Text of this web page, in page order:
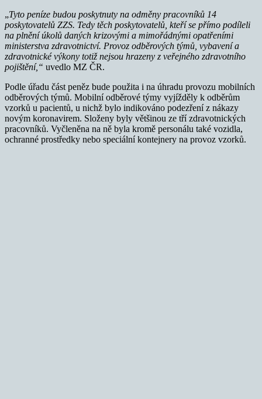
„Tyto peníze budou poskytnuty na odměny pracovníků 14
poskytovatelů ZZS. Tedy těch poskytovatelů, kteří se přímo podíleli
na plnění úkolů daných krizovými a mimořádnými opatřeními
ministerstva zdravotnictví. Provoz odběrových týmů, vybavení a
zdravotnické výkony totiž nejsou hrazeny z veřejného zdravotního
pojištění,“ uvedlo MZ ČR.
Podle úřadu část peněz bude použita i na úhradu provozu mobilních
odběrových týmů. Mobilní odběrové týmy vyjížděly k odběrům
vzorků u pacientů, u nichž bylo indikováno podezření z nákazy
novým koronavirem. Složeny byly většinou ze tří zdravotnických
pracovníků. Vyčleněna na ně byla kromě personálu také vozidla,
ochranné prostředky nebo speciální kontejnery na provoz vzorků.